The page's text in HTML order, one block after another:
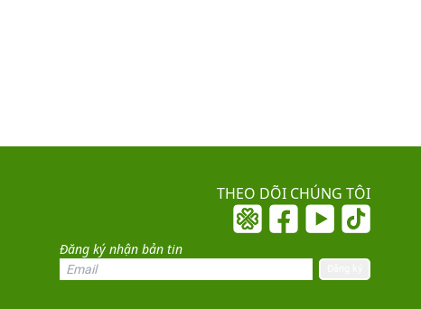
THEO DÕI CHÚNG TÔI
Đăng ký nhận bản tin